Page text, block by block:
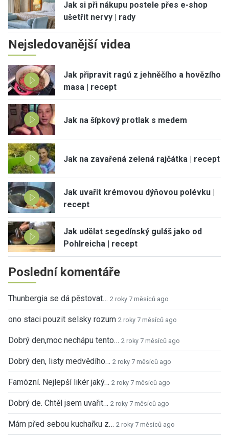
Jak si při nákupu postele přes e-shop
ušetřit nervy | rady
Nejsledovanější videa
Jak připravit ragú z jehněčího a hovězího
masa | recept
Jak na šípkový protlak s medem
Jak na zavařená zelená rajčátka | recept
Jak uvařit krémovou dýňovou polévku |
recept
Jak udělat segedínský guláš jako od
Pohlreicha | recept
Poslední komentáře
Thunbergia se dá pěstovat… 2 roky 7 měsíců ago
ono staci pouzit selsky rozum 2 roky 7 měsíců ago
Dobrý den,moc nechápu tento… 2 roky 7 měsíců ago
Dobrý den, listy medvědího… 2 roky 7 měsíců ago
Famózní. Nejlepší likér jaký… 2 roky 7 měsíců ago
Dobrý de. Chtěl jsem uvařit… 2 roky 7 měsíců ago
Mám před sebou kuchařku z… 2 roky 7 měsíců ago